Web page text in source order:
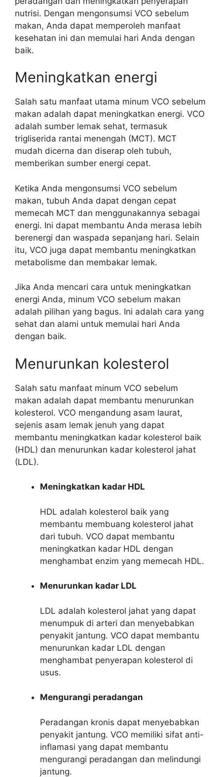
nutrisi. Dengan mengonsumsi VCO sebelum
makan, Anda dapat memperoleh manfaat
kesehatan ini dan memulai hari Anda dengan
baik.
Meningkatkan energi
Salah satu manfaat utama minum VCO sebelum
makan adalah dapat meningkatkan energi. VCO
adalah sumber lemak sehat, termasuk
trigliserida rantai menengah (MCT). MCT
mudah dicerna dan diserap oleh tubuh,
memberikan sumber energi cepat.
Ketika Anda mengonsumsi VCO sebelum
makan, tubuh Anda dapat dengan cepat
memecah MCT dan menggunakannya sebagai
energi. Ini dapat membantu Anda merasa lebih
berenergi dan waspada sepanjang hari. Selain
itu, VCO juga dapat membantu meningkatkan
metabolisme dan membakar lemak.
Jika Anda mencari cara untuk meningkatkan
energi Anda, minum VCO sebelum makan
adalah pilihan yang bagus. Ini adalah cara yang
sehat dan alami untuk memulai hari Anda
dengan baik.
Menurunkan kolesterol
Salah satu manfaat minum VCO sebelum
makan adalah dapat membantu menurunkan
kolesterol. VCO mengandung asam laurat,
sejenis asam lemak jenuh yang dapat
membantu meningkatkan kadar kolesterol baik
(HDL) dan menurunkan kadar kolesterol jahat
(LDL).
Meningkatkan kadar HDL
HDL adalah kolesterol baik yang
membantu membuang kolesterol jahat
dari tubuh. VCO dapat membantu
meningkatkan kadar HDL dengan
menghambat enzim yang memecah HDL.
Menurunkan kadar LDL
LDL adalah kolesterol jahat yang dapat
menumpuk di arteri dan menyebabkan
penyakit jantung. VCO dapat membantu
menurunkan kadar LDL dengan
menghambat penyerapan kolesterol di
usus.
Mengurangi peradangan
Peradangan kronis dapat menyebabkan
penyakit jantung. VCO memiliki sifat anti-
inflamasi yang dapat membantu
mengurangi peradangan dan melindungi
jantung.